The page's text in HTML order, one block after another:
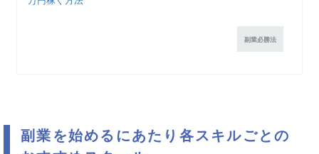
副業必勝法
副業を始めるにあたり各スキルごとの